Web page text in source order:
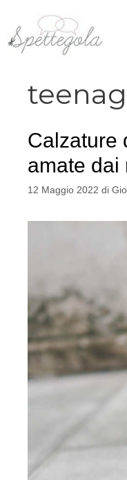
contenuto
Calzature
amate dai
12 Maggio 2022 di